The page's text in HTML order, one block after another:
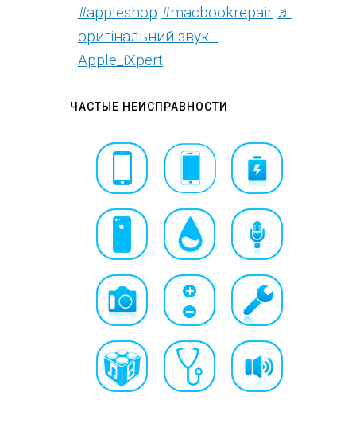
#appleshop #macbookrepair ♬
оригінальний звук -
Apple_iXpert
ЧАСТЫЕ НЕИСПРАВНОСТИ